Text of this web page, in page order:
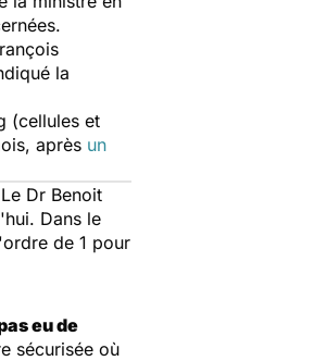
la
(cellules et
après un
Dr Benoit
Dans le
de 1 pour
eu de
sécurisée où